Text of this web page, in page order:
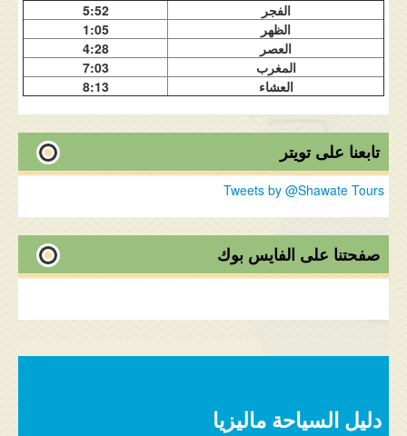
الفجر
5:52
الظهر
1:05
العصر
4:28
المغرب
7:03
العشاء
8:13
تابعنا على تويتر
Tweets by @Shawate Tours
صفحتنا على الفايس بوك
دليل السياحة ماليزيا